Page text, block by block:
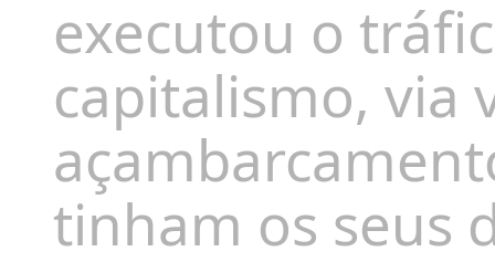
executou o
capitalismo,via
tinham os seus